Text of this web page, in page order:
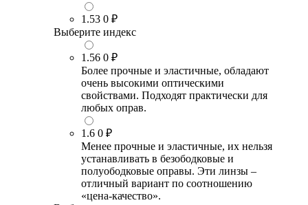
1.53 0 ₽
Выберите индекс
1.56 0 ₽
Более прочные и эластичные, обладают
очень высокими оптическими
свойствами. Подходят практически для
любых оправ.
1.6 0 ₽
Менее прочные и эластичные, их нельзя
устанавливать в безободковые и
полуободковые оправы. Эти линзы –
отличный вариант по соотношению
«цена-качество».